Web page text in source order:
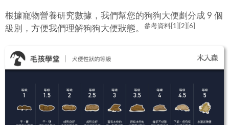
根據寵物營養研究數據，我們幫您的狗狗大便劃分成 9 個
級別，方便我們理解狗狗大便狀態。
參考資料[1][2][6]